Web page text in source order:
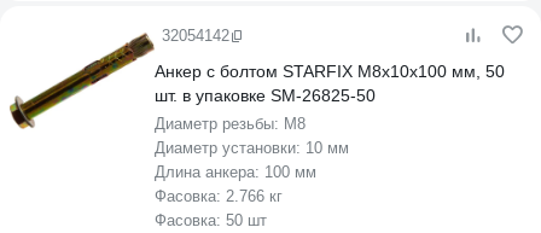
32054142
Анкер с болтом STARFIX М8x10x100 мм, 50
шт. в упаковке SM-26825-50
Диаметр резьбы: М8
Диаметр установки: 10 мм
Длина анкера: 100 мм
Фасовка: 2.766 кг
Фасовка: 50 шт